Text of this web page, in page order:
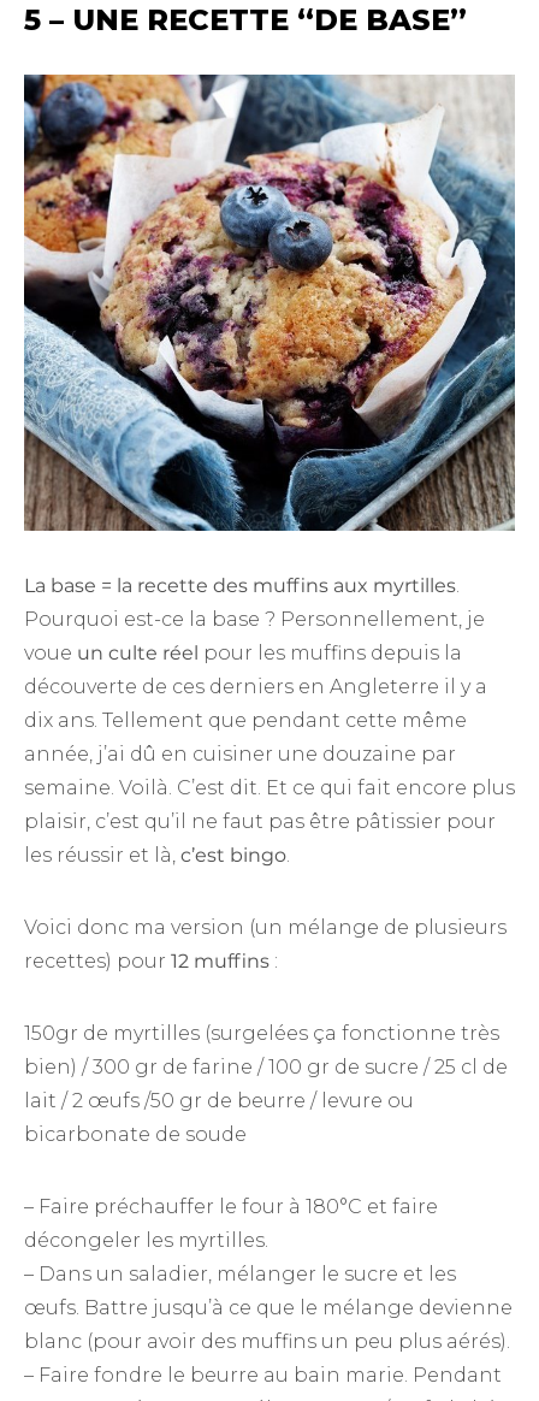
5 – UNE RECETTE “DE BASE”
La base = la recette des muffins aux myrtilles.
Pourquoi est-ce la base ? Personnellement, je
voue un culte réel pour les muffins depuis la
découverte de ces derniers en Angleterre il y a
dix ans. Tellement que pendant cette même
année, j’ai dû en cuisiner une douzaine par
semaine. Voilà. C’est dit. Et ce qui fait encore plus
plaisir, c’est qu’il ne faut pas être pâtissier pour
les réussir et là, c’est bingo.
Voici donc ma version (un mélange de plusieurs
recettes) pour 12 muffins :
150gr de myrtilles (surgelées ça fonctionne très
bien) / 300 gr de farine / 100 gr de sucre / 25 cl de
lait / 2 œufs /50 gr de beurre / levure ou
bicarbonate de soude
– Faire préchauffer le four à 180°C et faire
décongeler les myrtilles.
– Dans un saladier, mélanger le sucre et les
œufs. Battre jusqu’à ce que le mélange devienne
blanc (pour avoir des muffins un peu plus aérés).
– Faire fondre le beurre au bain marie. Pendant